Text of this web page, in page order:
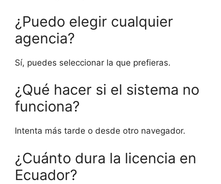
¿Puedo elegir cualquier
agencia?
Sí, puedes seleccionar la que prefieras.
¿Qué hacer si el sistema no
funciona?
Intenta más tarde o desde otro navegador.
¿Cuánto dura la licencia en
Ecuador?